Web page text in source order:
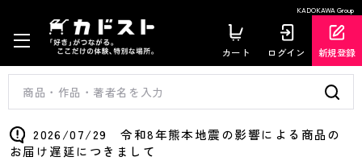
KADOKAWA Group
カート ログイン 新規登録
2026/07/29 令和8年熊本地震の影響による商品の
お届け遅延につきまして